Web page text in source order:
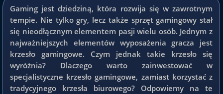
Gaming jest dziedziną, która rozwija się w zawrotnym
tempie. Nie tylko gry, lecz także sprzęt gamingowy stał
się nieodłącznym elementem pasji wielu osób. Jednym z
najważniejszych elementów wyposażenia gracza jest
krzesło gamingowe. Czym jednak takie krzesło się
wyróżnia? Dlaczego warto zainwestować w
specjalistyczne krzesło gamingowe, zamiast korzystać z
tradycyjnego krzesła biurowego? Odpowiemy na te